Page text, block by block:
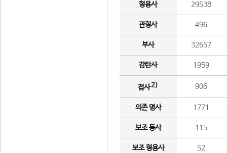
형용사 29538
관형사 496
부사 32657
감탄사 1959
접사2) 906
의존 명사 1771
보조 동사 115
보조 형용사 52